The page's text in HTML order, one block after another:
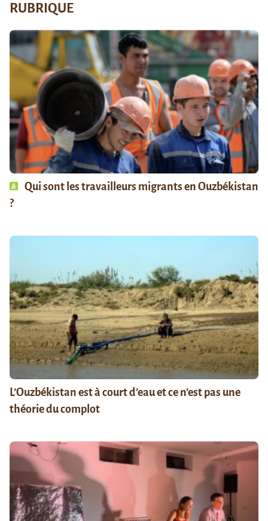
RUBRIQUE
Qui sont les travailleurs migrants en Ouzbékistan
?
L’Ouzbékistan est à court d’eau et ce n’est pas une
théorie du complot